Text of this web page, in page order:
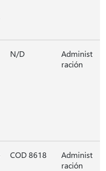
N/D
Administ
ración
COD 8618
Administ
ración